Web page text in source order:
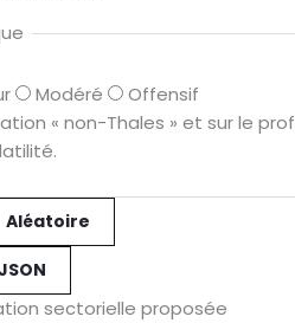
Modéré
Offensif
« non-Thales » et sur le
Aléatoire
sectorielle proposée